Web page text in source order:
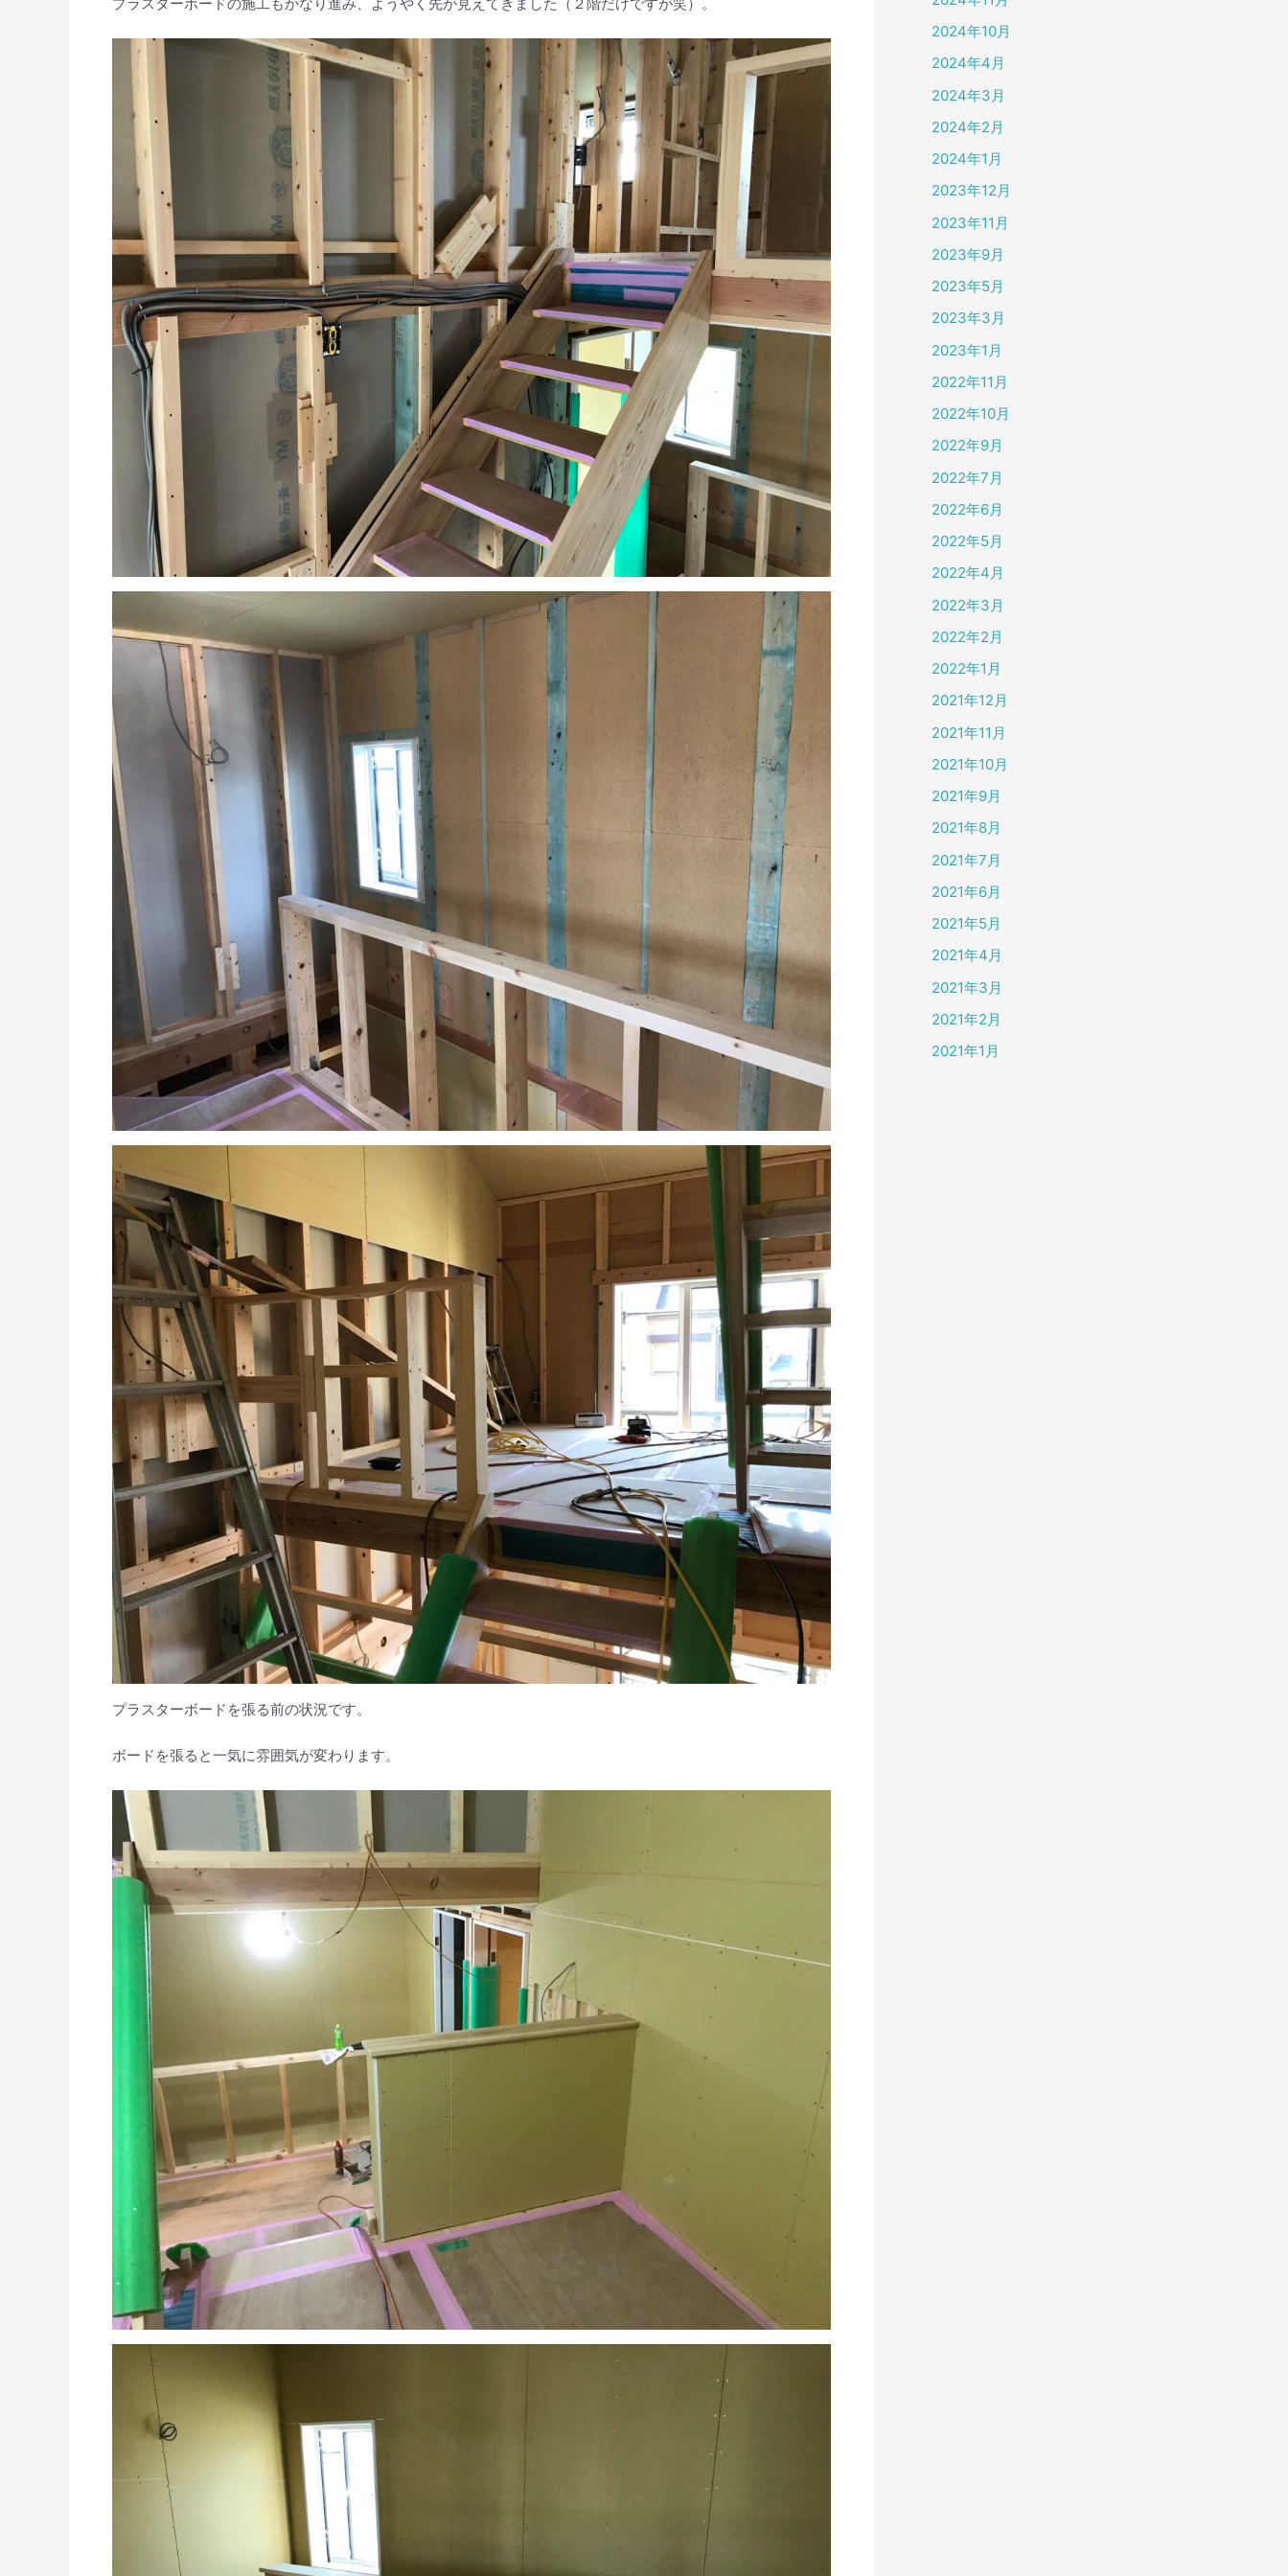
プラスターボードを張る前の状況です。
ボードを張ると一気に雰囲気が変わります。
2024年10月
2024年4月
2024年3月
2024年2月
2024年1月
2023年12月
2023年11月
2023年9月
2023年5月
2023年3月
2023年1月
2022年11月
2022年10月
2022年9月
2022年7月
2022年6月
2022年5月
2022年4月
2022年3月
2022年2月
2022年1月
2021年12月
2021年11月
2021年10月
2021年9月
2021年8月
2021年7月
2021年6月
2021年5月
2021年4月
2021年3月
2021年2月
2021年1月